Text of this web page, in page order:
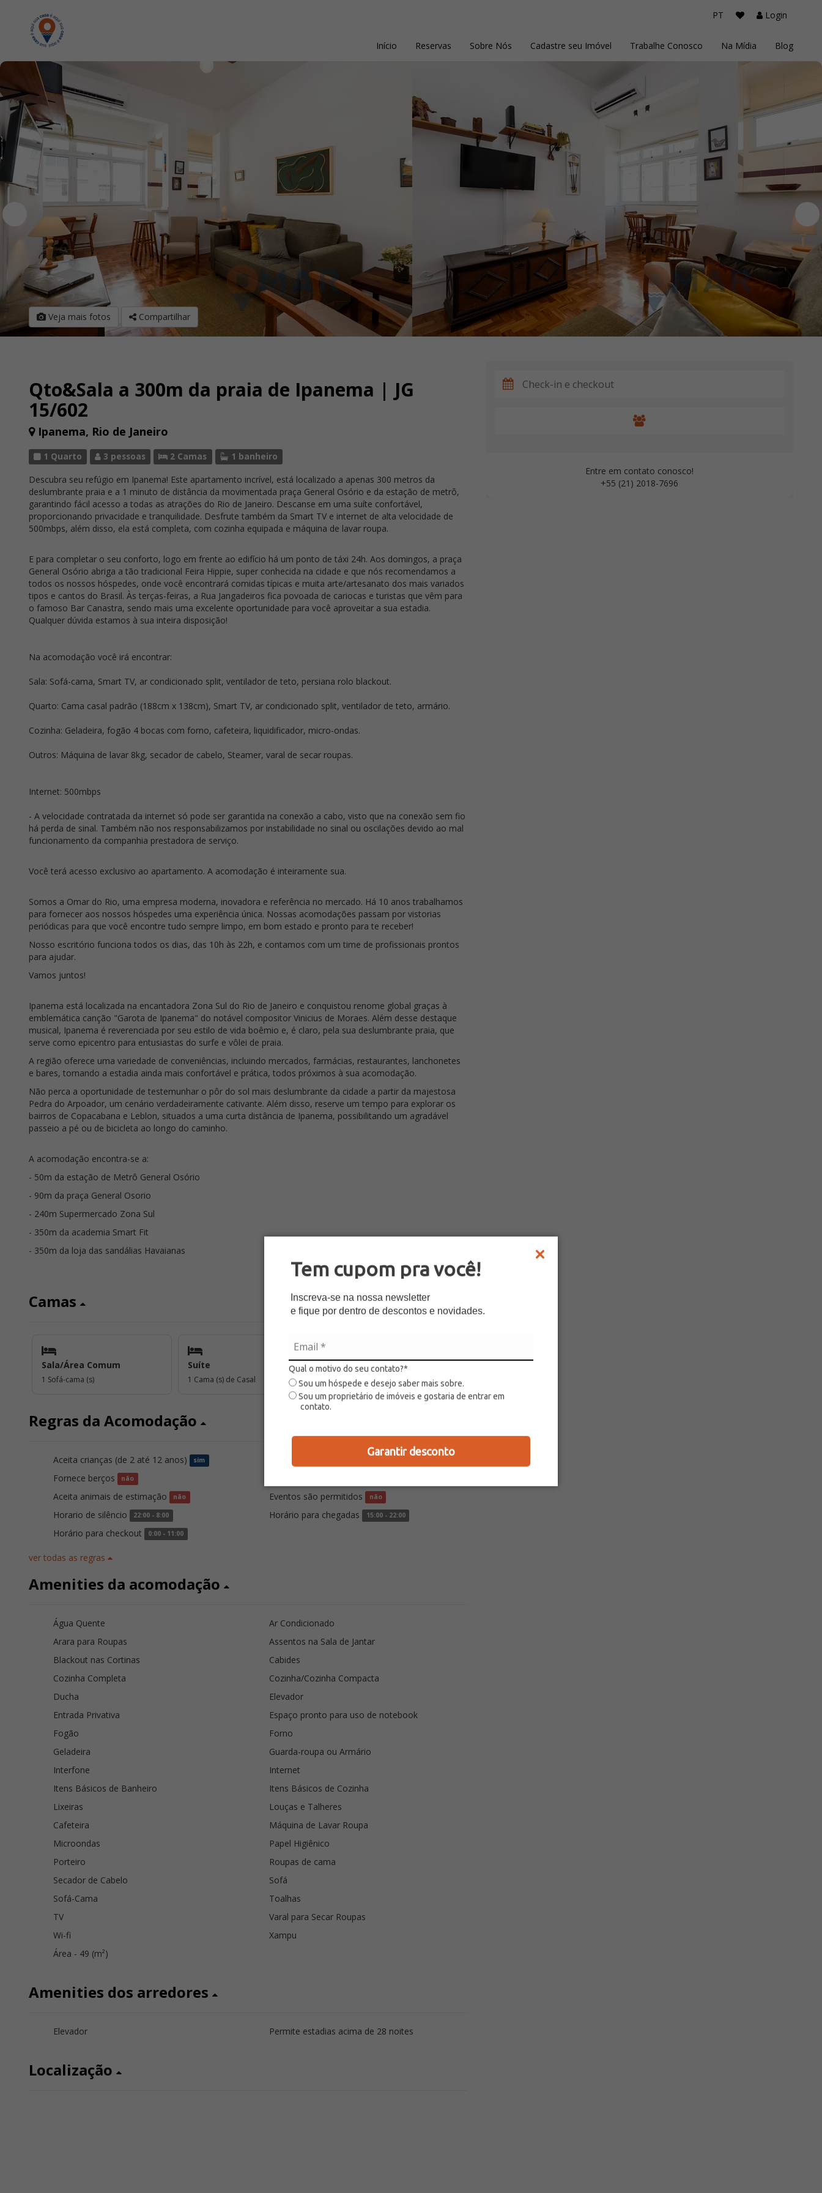
Tem cupom pra você!
Inscreva-se na nossa newsletter
e fique por dentro de descontos e novidades.
Qual o motivo do seu contato?*
Sou um hóspede e desejo saber mais sobre.
Sou um proprietário de imóveis e gostaria de entrar em
contato.
Garantir desconto
PT Login
Início Reservas Sobre Nós Cadastre seu Imóvel Trabalhe Conosco Na Mídia Blog
Veja mais fotos Compartilhar
Qto&Sala a 300m da praia de Ipanema | JG
15/602
Ipanema, Rio de Janeiro
1 Quarto 3 pessoas 2 Camas 1 banheiro
Descubra seu refúgio em Ipanema! Este apartamento incrível, está localizado a apenas 300 metros da
deslumbrante praia e a 1 minuto de distância da movimentada praça General Osório e da estação de metrô,
garantindo fácil acesso a todas as atrações do Rio de Janeiro. Descanse em uma suíte confortável,
proporcionando privacidade e tranquilidade. Desfrute também da Smart TV e internet de alta velocidade de
500mbps, além disso, ela está completa, com cozinha equipada e máquina de lavar roupa.
E para completar o seu conforto, logo em frente ao edifício há um ponto de táxi 24h. Aos domingos, a praça
General Osório abriga a tão tradicional Feira Hippie, super conhecida na cidade e que nós recomendamos a
todos os nossos hóspedes, onde você encontrará comidas típicas e muita arte/artesanato dos mais variados
tipos e cantos do Brasil. Às terças-feiras, a Rua Jangadeiros fica povoada de cariocas e turistas que vêm para
o famoso Bar Canastra, sendo mais uma excelente oportunidade para você aproveitar a sua estadia.
Qualquer dúvida estamos à sua inteira disposição!
Na acomodação você irá encontrar:
Sala: Sofá-cama, Smart TV, ar condicionado split, ventilador de teto, persiana rolo blackout.
Quarto: Cama casal padrão (188cm x 138cm), Smart TV, ar condicionado split, ventilador de teto, armário.
Cozinha: Geladeira, fogão 4 bocas com forno, cafeteira, liquidificador, micro-ondas.
Outros: Máquina de lavar 8kg, secador de cabelo, Steamer, varal de secar roupas.
Internet: 500mbps
- A velocidade contratada da internet só pode ser garantida na conexão a cabo, visto que na conexão sem fio
há perda de sinal. Também não nos responsabilizamos por instabilidade no sinal ou oscilações devido ao mal
funcionamento da companhia prestadora de serviço.
Você terá acesso exclusivo ao apartamento. A acomodação é inteiramente sua.
Somos a Omar do Rio, uma empresa moderna, inovadora e referência no mercado. Há 10 anos trabalhamos
para fornecer aos nossos hóspedes uma experiência única. Nossas acomodações passam por vistorias
periódicas para que você encontre tudo sempre limpo, em bom estado e pronto para te receber!
Nosso escritório funciona todos os dias, das 10h às 22h, e contamos com um time de profissionais prontos
para ajudar.
Vamos juntos!
Ipanema está localizada na encantadora Zona Sul do Rio de Janeiro e conquistou renome global graças à
emblemática canção "Garota de Ipanema" do notável compositor Vinicius de Moraes. Além desse destaque
musical, Ipanema é reverenciada por seu estilo de vida boêmio e, é claro, pela sua deslumbrante praia, que
serve como epicentro para entusiastas do surfe e vôlei de praia.
A região oferece uma variedade de conveniências, incluindo mercados, farmácias, restaurantes, lanchonetes
e bares, tornando a estadia ainda mais confortável e prática, todos próximos à sua acomodação.
Não perca a oportunidade de testemunhar o pôr do sol mais deslumbrante da cidade a partir da majestosa
Pedra do Arpoador, um cenário verdadeiramente cativante. Além disso, reserve um tempo para explorar os
bairros de Copacabana e Leblon, situados a uma curta distância de Ipanema, possibilitando um agradável
passeio a pé ou de bicicleta ao longo do caminho.
A acomodação encontra-se a:
- 50m da estação de Metrô General Osório
- 90m da praça General Osorio
- 240m Supermercado Zona Sul
- 350m da academia Smart Fit
- 350m da loja das sandálias Havaianas
Camas
Sala/Área Comum
1 Sofá-cama (s)
Suíte
1 Cama (s) de Casal
Regras da Acomodação
Aceita crianças (de 2 até 12 anos) sim Aceita bebês (abaixo de 2 anos)
Fornece berços não
Aceita animais de estimação não Eventos são permitidos não
Horario de silêncio 22:00 - 8:00 Horário para chegadas 15:00 - 22:00
Horário para checkout 0:00 - 11:00
ver todas as regras
Amenities da acomodação
Água Quente
Ar Condicionado
Arara para Roupas
Assentos na Sala de Jantar
Blackout nas Cortinas
Cabides
Cozinha Completa
Cozinha/Cozinha Compacta
Ducha
Elevador
Entrada Privativa
Espaço pronto para uso de notebook
Fogão
Forno
Geladeira
Guarda-roupa ou Armário
Interfone
Internet
Itens Básicos de Banheiro
Itens Básicos de Cozinha
Lixeiras
Louças e Talheres
Cafeteira
Máquina de Lavar Roupa
Microondas
Papel Higiênico
Porteiro
Roupas de cama
Secador de Cabelo
Sofá
Sofá-Cama
Toalhas
TV
Varal para Secar Roupas
Wi-fi
Xampu
Área - 49 (m²)
Amenities dos arredores
Elevador Permite estadias acima de 28 noites
Localização
Entre em contato conosco!
+55 (21) 2018-7696